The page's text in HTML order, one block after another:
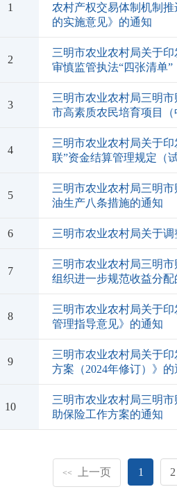
1
农村产权交易体制机制
的实施意见》的通知
2
三明市农业农村局关于
审慎监管执法“四张清单”
3
三明市农业农村局三明
市高素质农民培育项目
4
三明市农业农村局关于
联”资金结算管理规定（
5
三明市农业农村局三明
油生产八条措施的通知
6 三明市农业农村局关于
7
三明市农业农村局三明
组织进一步规范收益分配
8
三明市农业农村局关于
管理指导意见》的通知
9
三明市农业农村局关于
方案（2024年修订）》的
10
三明市农业农村局三明
助保险工作方案的通知
<< 上一页 1 2